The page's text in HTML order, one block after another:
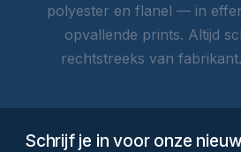
polyester en flanel — in
opvallende prints. Altijd
rechtstreeks van fabrikant.
Schrijf je in voor onze